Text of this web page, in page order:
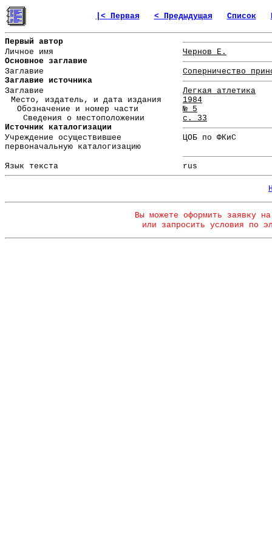
|< Первая < Предыдущая Список
Первый автор
Личное имя
Чернов Е.
Основное заглавие
Заглавие
Соперничество
Заглавие источника
Заглавие
Легкая атлетика
Место, издатель, и дата издания
1984
Обозначение и номер части
№ 5
Сведения о местоположении
с. 33
Источник каталогизации
Учреждение осуществившее
первоначальную каталогизацию
ЦОБ по ФКиС
Язык текста rus
Вы можете оформить заявку
или запросить условия по